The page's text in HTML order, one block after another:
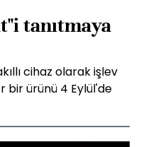
tanıtmaya
cihaz olarak işlev
bir ürünü 4 Eylül'de